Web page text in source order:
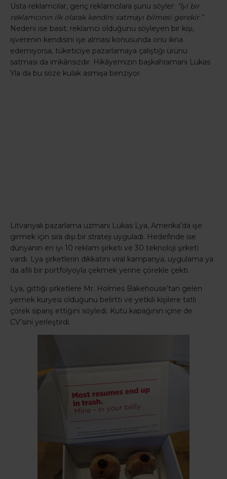
Usta reklamcılar, genç reklamcılara şunu söyler: “İyi bir
reklamcının ilk olarak kendini satmayı bilmesi gerekir.”
Nedeni ise basit; reklamcı olduğunu söyleyen bir kişi,
işverenin kendisini işe alması konusunda onu ikna
edemiyorsa, tüketiciye pazarlamaya çalıştığı ürünü
satması da imkânsızdır. Hikâyemizin başkahramanı Lukas
Yla da bu söze kulak asmışa benziyor.
Litvanyalı pazarlama uzmanı Lukas Lya, Amerika’da işe
girmek için sıra dışı bir strateji uyguladı. Hedefinde ise
dünyanın en iyi 10 reklam şirketi ve 30 teknoloji şirketi
vardı. Lya şirketlerin dikkatini viral kampanya, uygulama ya
da afili bir portfolyoyla çekmek yerine çörekle çekti.
Lya, gittiği şirketlere Mr. Holmes Bakehouse’tan gelen
yemek kuryesi olduğunu belirtti ve yetkili kişilere tatlı
çörek sipariş ettiğini söyledi. Kutu kapağının içine de
CV’sini yerleştirdi.